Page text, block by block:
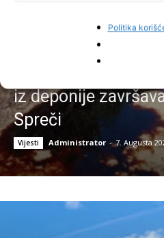
Politika
iz deponije
Spreči
Vijesti Administrator - 7. Augusta